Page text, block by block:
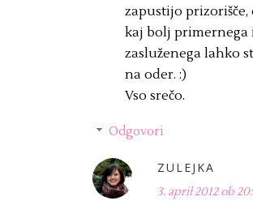
zapustijo prizorišče,
kaj bolj primernega
zasluženega lahko
na oder. :)
Vso srečo.
Odgovori
ZULEJKA
3. april 2012 ob